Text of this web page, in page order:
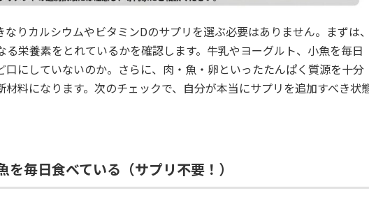
りカルシウムやビタミンDのサプリを選ぶ必要はありません。まずは、
栄養素をとれているかを確認します。牛乳やヨーグルト、小魚を毎日
にしていないのか。さらに、肉・魚・卵といったたんぱく質源を十分
料になります。次のチェックで、自分が本当にサプリを追加すべき状
毎日食べている（サプリ不要！）